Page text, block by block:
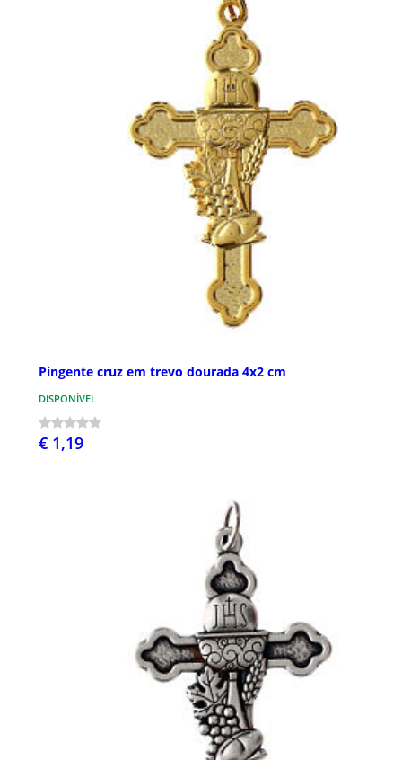
Pingente cruz em trevo dourada 4x2 cm
DISPONÍVEL
€ 1,19